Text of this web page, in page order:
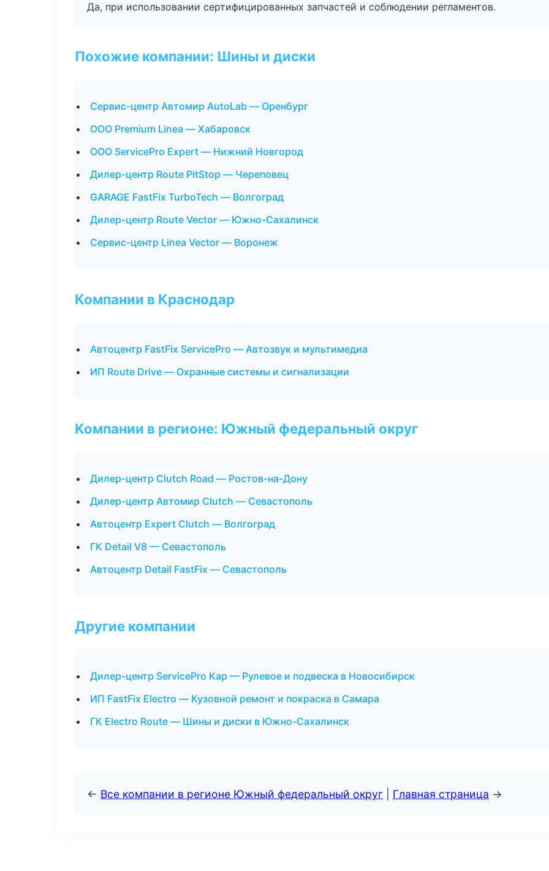
Да, при использовании сертифицированных запчастей и соблюдении регламентов.
Похожие компании: Шины и диски
Сервис-центр Автомир AutoLab — Оренбург
ООО Premium Linea — Хабаровск
ООО ServicePro Expert — Нижний Новгород
Дилер-центр Route PitStop — Череповец
GARAGE FastFix TurboTech — Волгоград
Дилер-центр Route Vector — Южно-Сахалинск
Сервис-центр Linea Vector — Воронеж
Компании в Краснодар
Автоцентр FastFix ServicePro — Автозвук и мультимедиа
ИП Route Drive — Охранные системы и сигнализации
Компании в регионе: Южный федеральный округ
Дилер-центр Clutch Road — Ростов-на-Дону
Дилер-центр Автомир Clutch — Севастополь
Автоцентр Expert Clutch — Волгоград
ГК Detail V8 — Севастополь
Автоцентр Detail FastFix — Севастополь
Другие компании
Дилер-центр ServicePro Кар — Рулевое и подвеска в Новосибирск
ИП FastFix Electro — Кузовной ремонт и покраска в Самара
ГК Electro Route — Шины и диски в Южно-Сахалинск
← Все компании в регионе Южный федеральный округ Главная страница →